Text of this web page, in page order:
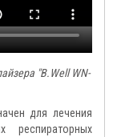
"B.Well WN-
для лечения
респираторных